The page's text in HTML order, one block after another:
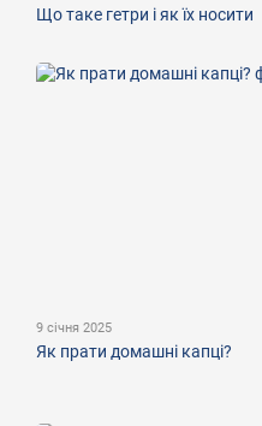
Що таке гетри і як їх носити
9 січня 2025
Як прати домашні капці?